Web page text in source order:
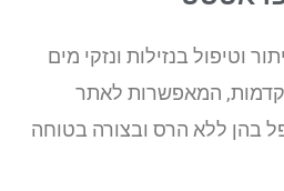
וטיפול בנזילות ונזקי מים
המאפשרות לאתר
בהן ללא הרס ובצורה בטוחה